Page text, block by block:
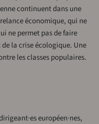
continuent dans une
économique, qui ne
ne permet pas de faire
la crise écologique. Une
les classes populaires.
européen·nes,